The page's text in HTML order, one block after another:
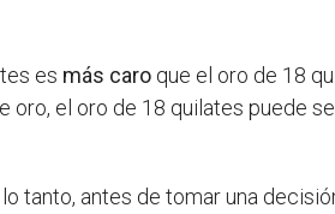
es más caro que el oro de 18
el oro de 18 quilates puede
tanto, antes de tomar una